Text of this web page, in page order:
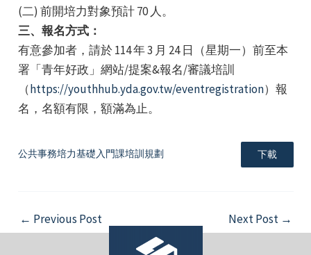
(二) 前開培力對象預計 70 人。
三、報名方式：
有意參加者，請於 114 年 3 月 24 日（星期一）前至本
署「青年好政」網站/提案&報名/審議培訓
（https://youthhub.yda.gov.tw/eventregistration）報
名，名額有限，額滿為止。
公共事務培力基礎入門課培訓規劃 下載
Post
navigation
← Previous Post Next Post →